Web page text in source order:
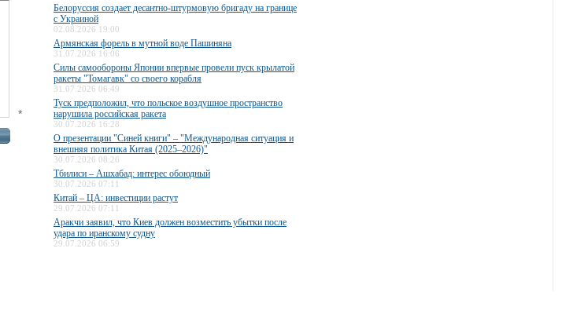
*
Белоруссия создает десантно-штурмовую бригаду на границе
с Украиной
02.08.2026 19:00
Армянская форель в мутной воде Пашиняна
31.07.2026 16:06
Силы самообороны Японии впервые провели пуск крылатой
ракеты "Томагавк" со своего корабля
31.07.2026 06:49
Туск предположил, что польское воздушное пространство
нарушила российская ракета
30.07.2026 16:28
О презентации "Синей книги" – "Международная ситуация и
внешняя политика Китая (2025–2026)"
30.07.2026 08:26
Тбилиси – Ашхабад: интерес обоюдный
30.07.2026 07:11
Китай – ЦА: инвестиции растут
29.07.2026 07:11
Аракчи заявил, что Киев должен возместить убытки после
удара по иранскому судну
29.07.2026 06:59